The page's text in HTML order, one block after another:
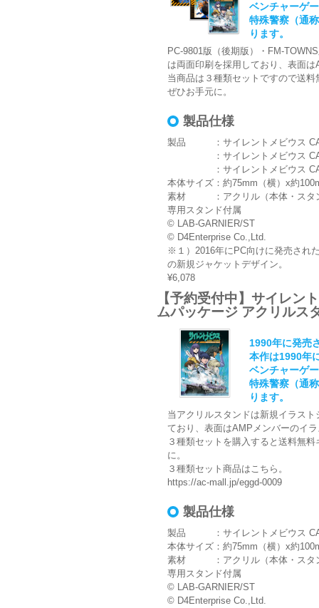
ベンチャーゲ
特殊警察（通
ります。
PC-9801版（後期版）・FM-
は両面印刷を採用しており、表面
当商品は３種類セットですので送
ぜひお手元に。
製品仕様
製品 ：サイレントメビウス
：サイレントメビウス
：サイレントメビウス
本体サイズ：約75mm（横）x約
素材 ：アクリル（本体・スタ
専用スタンド付属
© LAB-GARNIER/ST
© D4Enterprise Co.,Ltd.
※１）2016年にPC向けに発売され
の新規ジャケットデザイン。
¥6,078
【予約受付中】サイレン
ムパッケージ アクリルス
1990年に発売
本作は1990年
ベンチャーゲ
特殊警察（通
ります。
当アクリルスタンドは新規イラス
ており、表面はAMPメンバーのイ
３種類セットを購入すると送料無
に。
３種類セット商品はこちら。
https://ac-mall.jp/eggd-0009
製品仕様
製品 ：サイレントメビウス
本体サイズ：約75mm（横）x約
素材 ：アクリル（本体・スタ
専用スタンド付属
© LAB-GARNIER/ST
© D4Enterprise Co.,Ltd.